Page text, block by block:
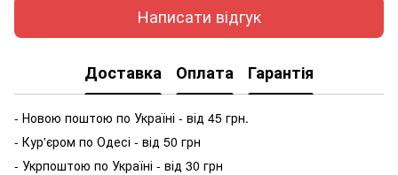
Написати відгук
Доставка Оплата Гарантія
- Новою поштою по Україні - від 45 грн.
- Кур'єром по Одесі - від 50 грн
- Укрпоштою по Україні - від 30 грн